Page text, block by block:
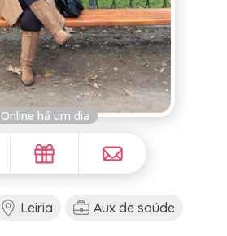
Online há um dia
Leiria Aux de saúde